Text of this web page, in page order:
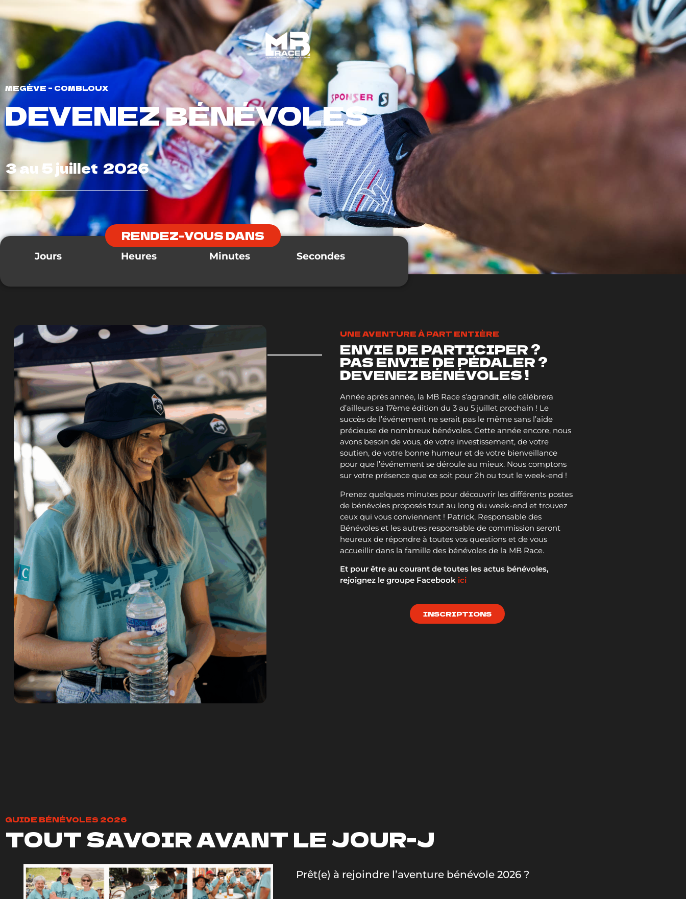
FR EN
Épreuves Bénévoles MB à l’année Résultats Contact
MEGÈVE – COMBLOUX
DEVENEZ BÉNÉVOLES
3 au 5 juillet 2026
Jours Heures Minutes Secondes
RENDEZ-VOUS DANS
UNE AVENTURE À PART ENTIÈRE
ENVIE DE PARTICIPER ?
PAS ENVIE DE PÉDALER ?
DEVENEZ BÉNÉVOLES !
Année après année, la MB Race s’agrandit, elle célébrera
d’ailleurs sa 17ème édition du 3 au 5 juillet prochain ! Le
succès de l’événement ne serait pas le même sans l’aide
précieuse de nombreux bénévoles. Cette année encore, nous
avons besoin de vous, de votre investissement, de votre
soutien, de votre bonne humeur et de votre bienveillance
pour que l’événement se déroule au mieux. Nous comptons
sur votre présence que ce soit pour 2h ou tout le week-end !
Prenez quelques minutes pour découvrir les différents postes
de bénévoles proposés tout au long du week-end et trouvez
ceux qui vous conviennent ! Patrick, Responsable des
Bénévoles et les autres responsable de commission seront
heureux de répondre à toutes vos questions et de vous
accueillir dans la famille des bénévoles de la MB Race.
Et pour être au courant de toutes les actus bénévoles,
rejoignez le groupe Facebook ici
INSCRIPTIONS
GUIDE BÉNÉVOLES 2026
TOUT SAVOIR AVANT LE JOUR-J
Prêt(e) à rejoindre l’aventure bénévole 2026 ?